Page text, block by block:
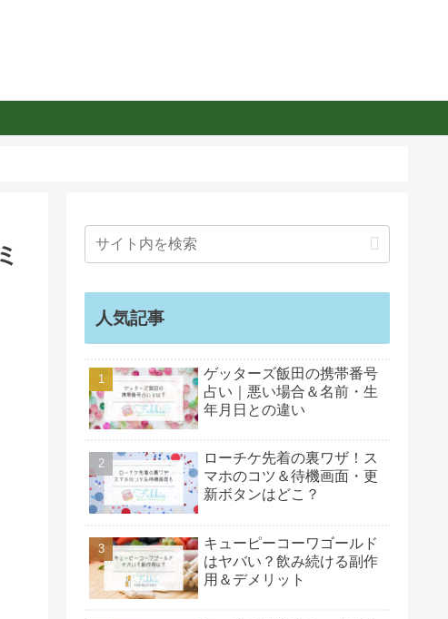
人気記事
ゲッターズ飯田の携帯番号
占い｜悪い場合＆名前・生
年月日との違い
ローチケ先着の裏ワザ！ス
マホのコツ＆待機画面・更
新ボタンはどこ？
キューピーコーワゴールド
はヤバい？飲み続ける副作
用＆デメリット